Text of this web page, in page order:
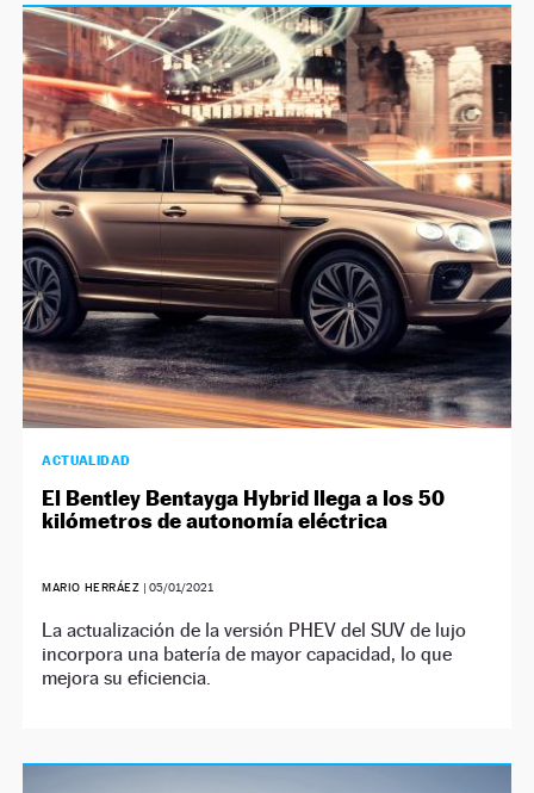
ACTUALIDAD
El Bentley Bentayga Hybrid llega a los 50
kilómetros de autonomía eléctrica
MARIO HERRÁEZ | 05/01/2021
La actualización de la versión PHEV del SUV de lujo
incorpora una batería de mayor capacidad, lo que
mejora su eficiencia.